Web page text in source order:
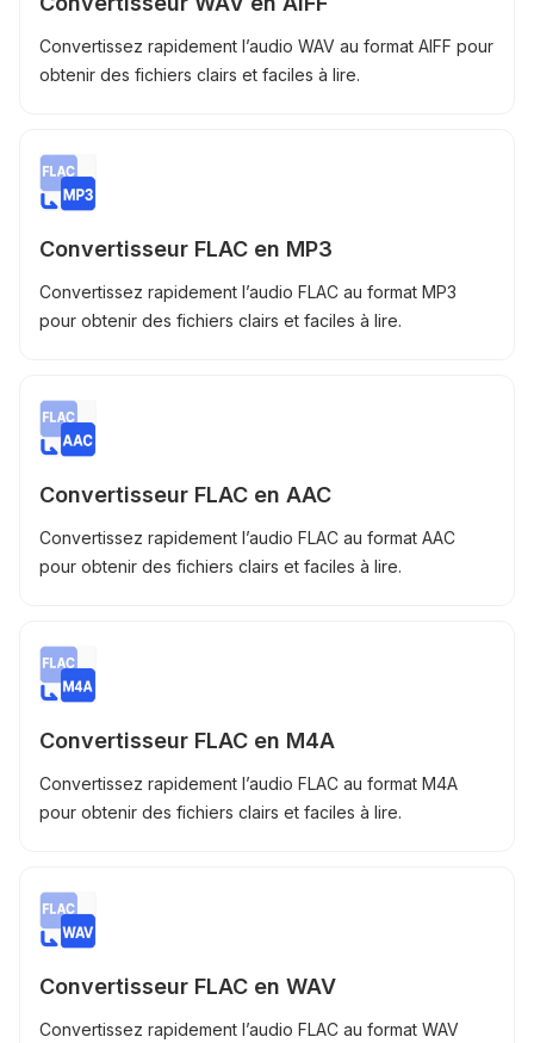
Convertissez rapidement l’audio WAV au format AIFF pour
obtenir des fichiers clairs et faciles à lire.
Convertisseur FLAC en MP3
Convertissez rapidement l’audio FLAC au format MP3
pour obtenir des fichiers clairs et faciles à lire.
Convertisseur FLAC en AAC
Convertissez rapidement l’audio FLAC au format AAC
pour obtenir des fichiers clairs et faciles à lire.
Convertisseur FLAC en M4A
Convertissez rapidement l’audio FLAC au format M4A
pour obtenir des fichiers clairs et faciles à lire.
Convertisseur FLAC en WAV
Convertissez rapidement l’audio FLAC au format WAV